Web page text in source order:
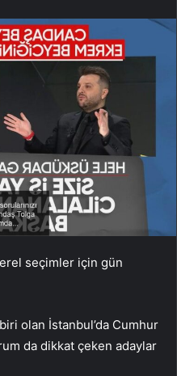
seçimler için gün
olan İstanbul’da Cumhur
da dikkat çeken adaylar